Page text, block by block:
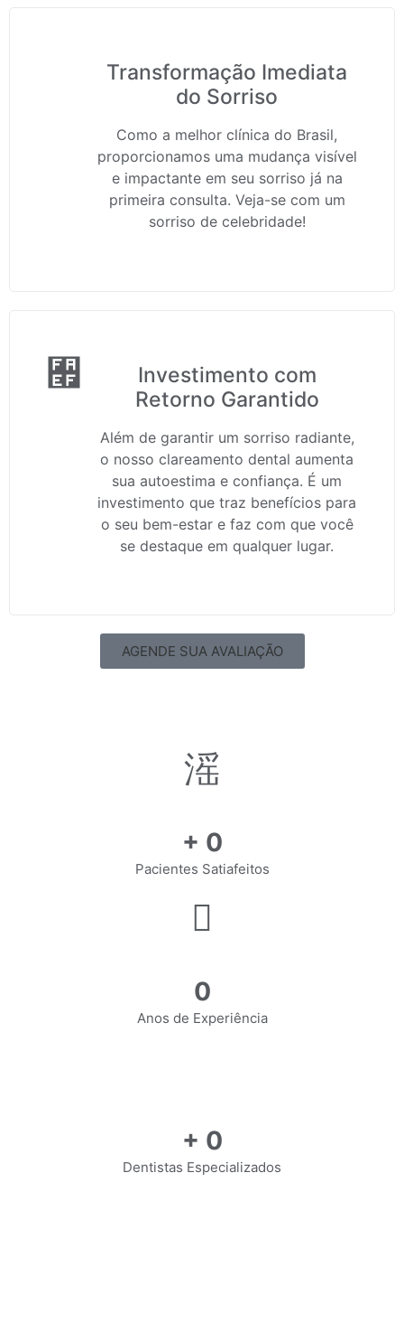
Transformação Imediata
do Sorriso
Como a melhor clínica do Brasil,
proporcionamos uma mudança visível
e impactante em seu sorriso já na
primeira consulta. Veja-se com um
sorriso de celebridade!
Investimento com
Retorno Garantido
Além de garantir um sorriso radiante,
o nosso clareamento dental aumenta
sua autoestima e confiança. É um
investimento que traz benefícios para
o seu bem-estar e faz com que você
se destaque em qualquer lugar.
AGENDE SUA AVALIAÇÃO
+ 0
Pacientes Satiafeitos
0
Anos de Experiência
+ 0
Dentistas Especializados